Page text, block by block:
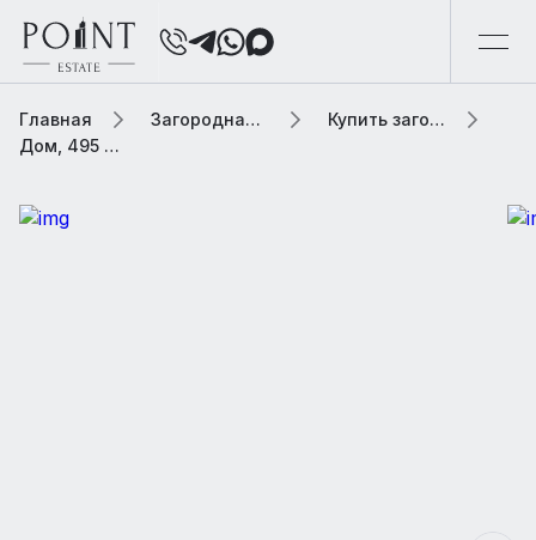
Главная Загородная элитная недвижимость
Купить загородную элитную недвижимость
Дом, 495 м² В коттеджном поселке «Петровский»